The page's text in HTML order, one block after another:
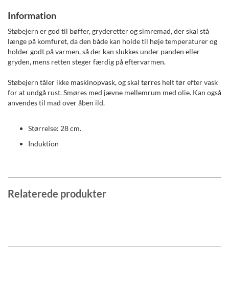
Information
Støbejern er god til bøffer, gryderetter og simremad, der skal stå
længe på komfuret, da den både kan holde til høje temperaturer og
holder godt på varmen, så der kan slukkes under panden eller
gryden, mens retten steger færdig på eftervarmen.
Støbejern tåler ikke maskinopvask, og skal tørres helt tør efter vask
for at undgå rust. Smøres med jævne mellemrum med olie. Kan også
anvendes til mad over åben ild.
Størrelse: 28 cm.
Induktion
Relaterede produkter